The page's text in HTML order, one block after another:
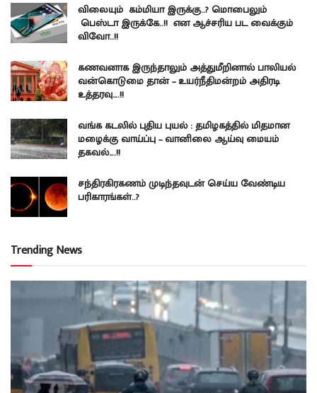
விலையும் கம்மியா இருக்கு..? மொபைலும்
பெஸ்டா இருக்கே..!! என ஆச்சரிய பட வைக்கும்
விவோ..!!
கணவனாக இருந்தாலும் அத்துமீறினால் பாலியல்
வன்கொடுமை தான் – உயர்நீதிமன்றம் அதிரடி
உத்தரவு….!!
வங்க கடலில் புதிய புயல் : தமிழகத்தில் மிதமான
மழைக்கு வாய்ப்பு – வானிலை ஆய்வு மையம்
தகவல்….!!
சந்திரகிரகணம் முடிந்தவுடன் செய்ய வேண்டிய
பரிகாரங்கள்..?
Trending News